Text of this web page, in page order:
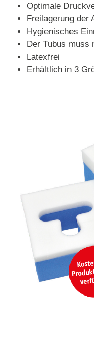
Optimale
Freilagerung der
Hygienisches
Der Tubus muss
Latexfrei
Erhältlich in 3